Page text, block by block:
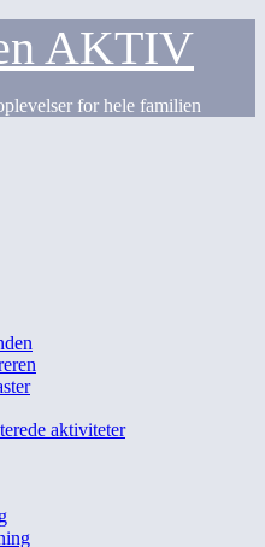
AKTIV
for hele familien
aktiviteter